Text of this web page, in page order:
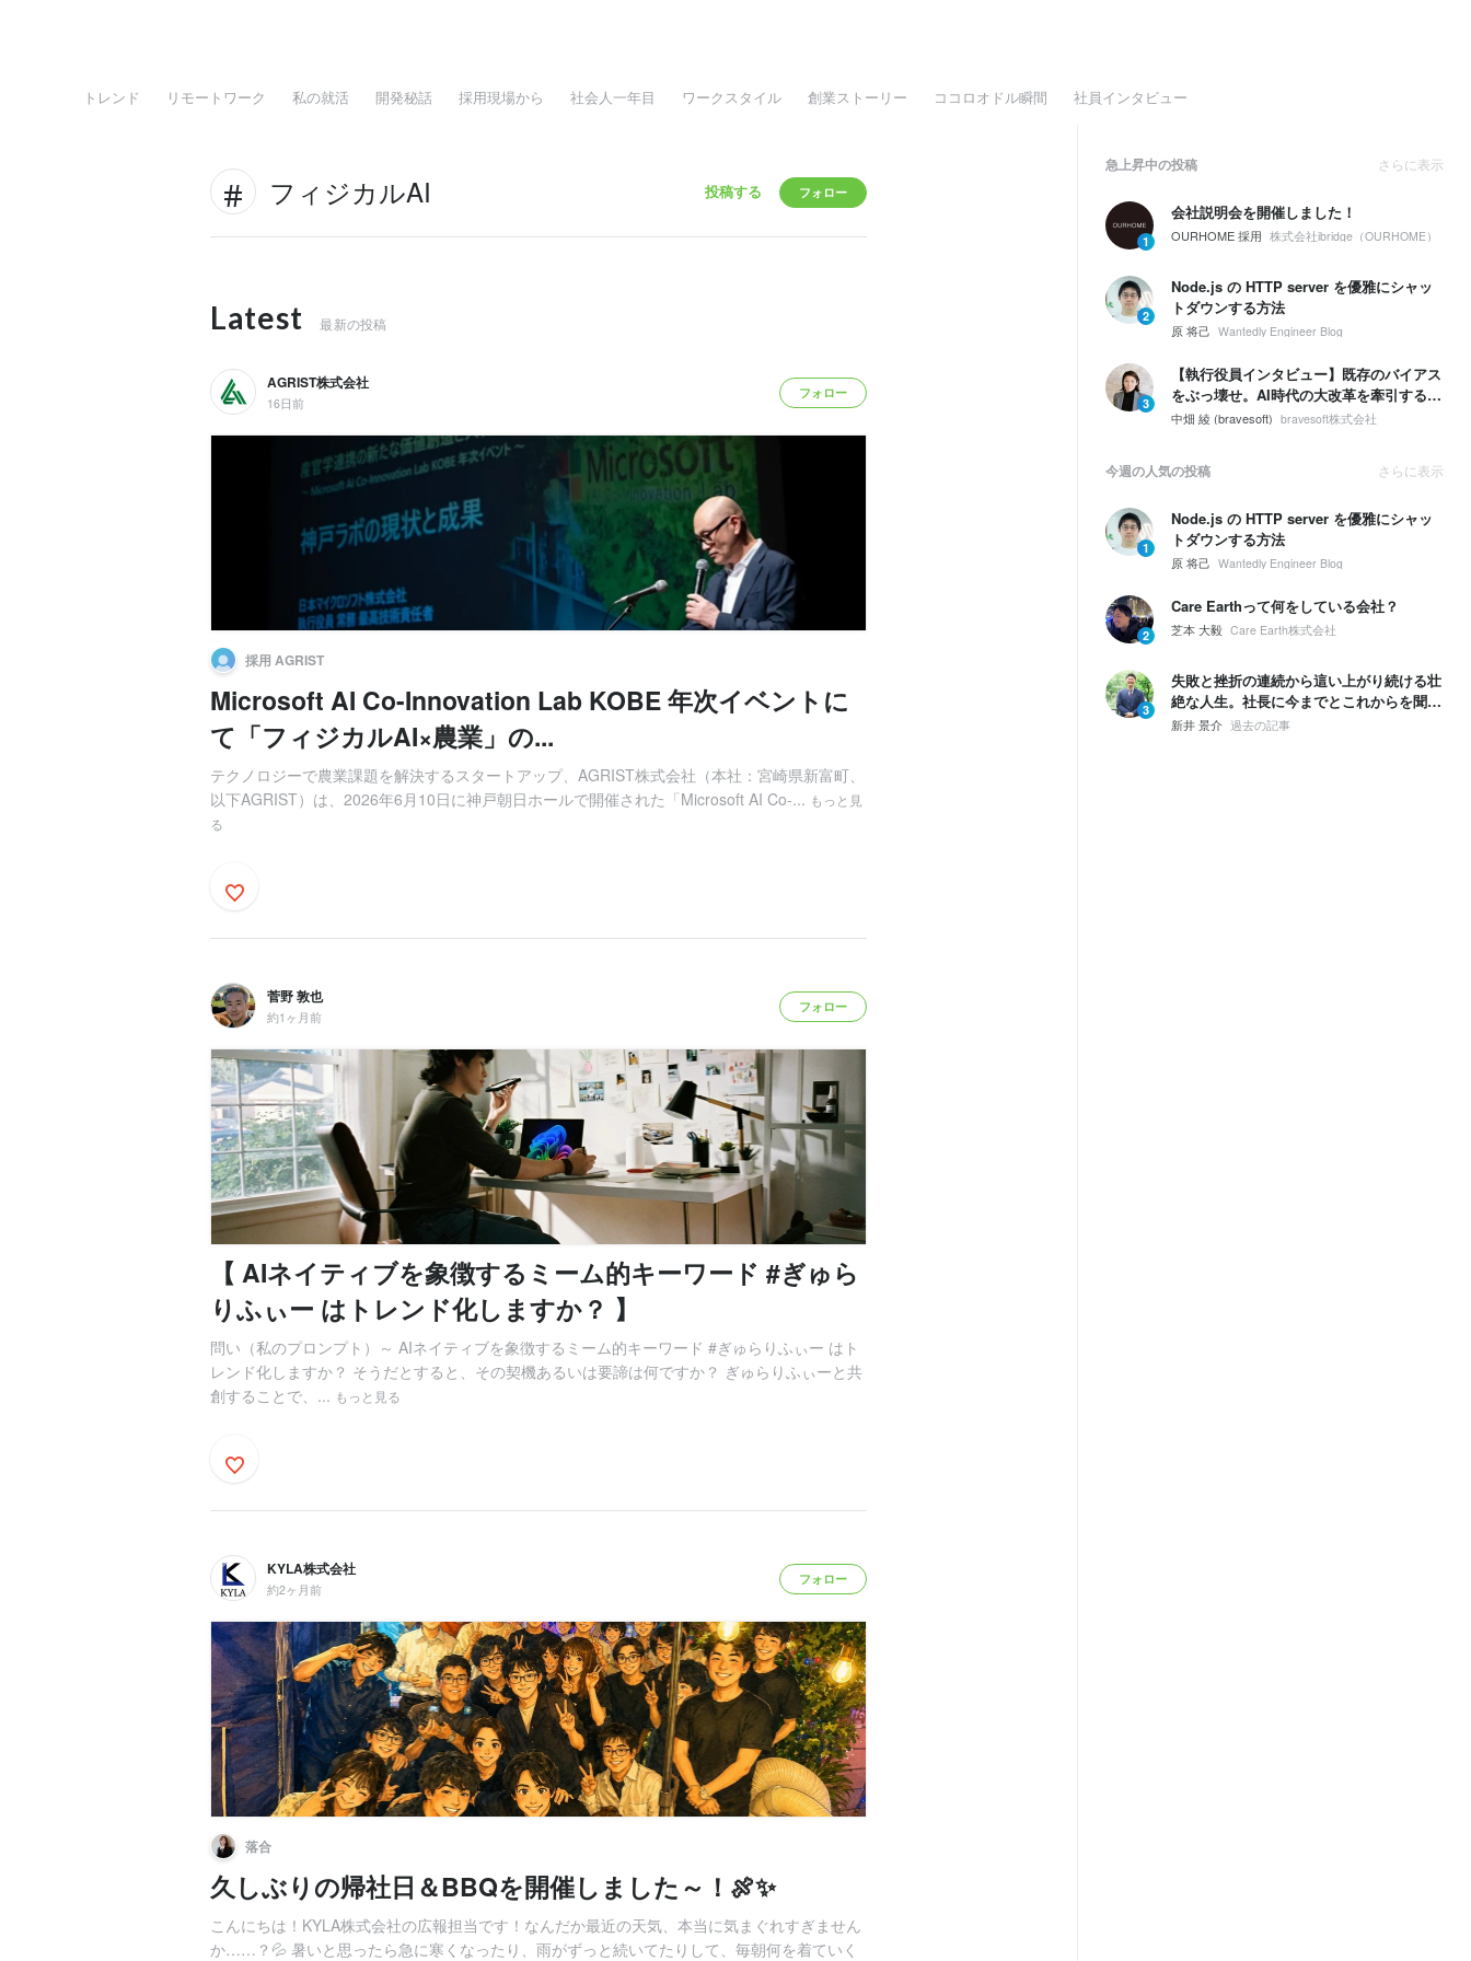
トレンド リモートワーク 私の就活 開発秘話 採用現場から 社会人一年目 ワークスタイル 創業ストーリー ココロオドル瞬間 社員インタビュー
フィジカルAI 投稿する フォロー
Latest 最新の投稿
AGRIST株式会社
16日前
フォロー
採用 AGRIST
Microsoft AI Co-Innovation Lab KOBE 年次イベントに
て「フィジカルAI×農業」の...
テクノロジーで農業課題を解決するスタートアップ、AGRIST株式会社（本社：宮崎県新富町、
以下AGRIST）は、2026年6月10日に神戸朝日ホールで開催された「Microsoft AI Co-... もっと見
る
菅野 敦也
約1ヶ月前
フォロー
【 AIネイティブを象徴するミーム的キーワード #ぎゅら
りふぃー はトレンド化しますか？ 】
問い（私のプロンプト）～ AIネイティブを象徴するミーム的キーワード #ぎゅらりふぃー はト
レンド化しますか？ そうだとすると、その契機あるいは要諦は何ですか？ ぎゅらりふぃーと共
創することで、... もっと見る
KYLA株式会社
約2ヶ月前
フォロー
落合
久しぶりの帰社日＆BBQを開催しました～！🍖✨
こんにちは！KYLA株式会社の広報担当です！なんだか最近の天気、本当に気まぐれすぎません
か……？💦 暑いと思ったら急に寒くなったり、雨がずっと続いてたりして、毎朝何を着ていく
急上昇中の投稿 さらに表示
1
会社説明会を開催しました！
OURHOME 採用 株式会社ibridge（OURHOME）
2
Node.js の HTTP server を優雅にシャッ
トダウンする方法
原 将己 Wantedly Engineer Blog
3
【執行役員インタビュー】既存のバイアス
をぶっ壊せ。AI時代の大改革を牽引する
「自走型組織」と、次世代のものづくり
中畑 綾 (bravesoft) bravesoft株式会社
今週の人気の投稿 さらに表示
1
Node.js の HTTP server を優雅にシャッ
トダウンする方法
原 将己 Wantedly Engineer Blog
2
Care Earthって何をしている会社？
芝本 大毅 Care Earth株式会社
3
失敗と挫折の連続から這い上がり続ける壮
絶な人生。社長に今までとこれからを聞い
てみた。
新井 景介 過去の記事